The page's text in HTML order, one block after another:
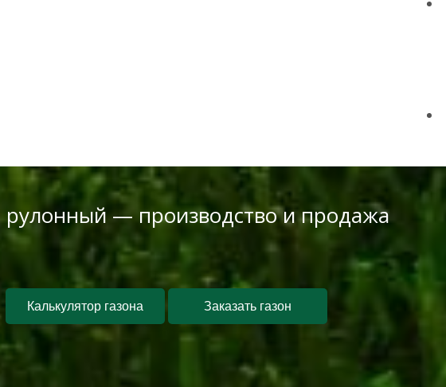
рулонный — производство и продажа
Калькулятор газона Заказать газон